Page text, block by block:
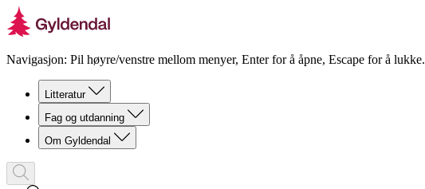
Navigasjon: Pil høyre/venstre mellom menyer, Enter for å åpne, Escape for å lukke.
Litteratur
Fag og utdanning
Om Gyldendal